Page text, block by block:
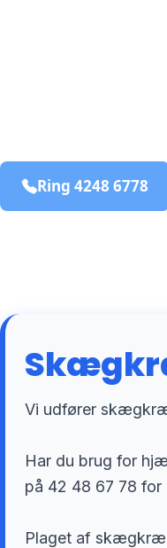
Ring 4248 6778
Vi udfører
Har du brug for
på 42 48 67 78
Plaget af